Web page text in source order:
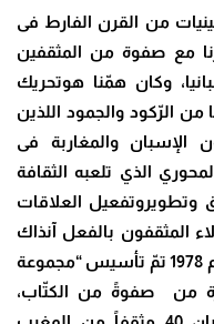
من القرن الفارط فى
مع صفوة من المثقفين
وكان همّنا هوتحريك
من الرّكود والجمود اللذين
الإسبان والمغاربة فى
الذي تلعبه الثقافة
العلاقات
المثقفون بالفعل آنذاك
بدور طلائعي فى هذه المهمّة. ففى عام 1978 تمّ تأسيس “مجموعة
من صفوةً من الكتّاب،